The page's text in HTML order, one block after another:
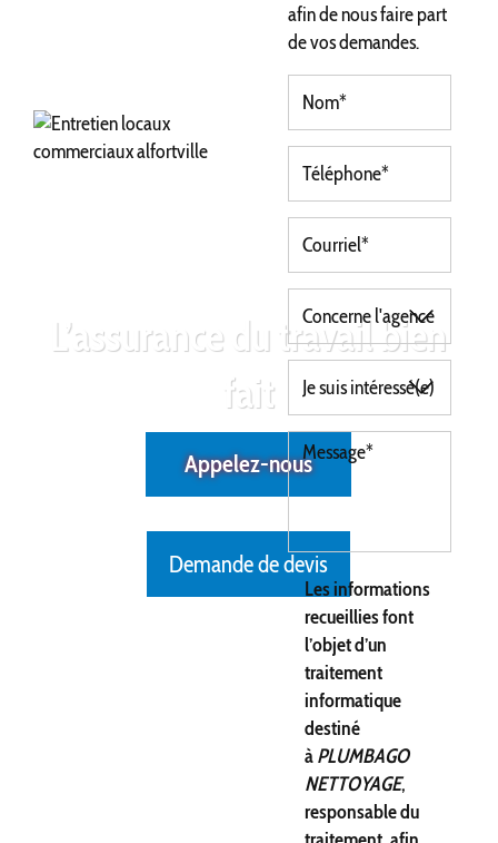
L’assurance du travail bien
fait
Appelez-nous
Demande de devis
afin de nous faire part
de vos demandes.
Les informations
recueillies font
l’objet d’un
traitement
informatique
destiné
àPLUMBAGO
NETTOYAGE,
responsable du